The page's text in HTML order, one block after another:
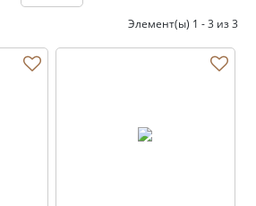
Элемент(ы) 1 - 3 из 3